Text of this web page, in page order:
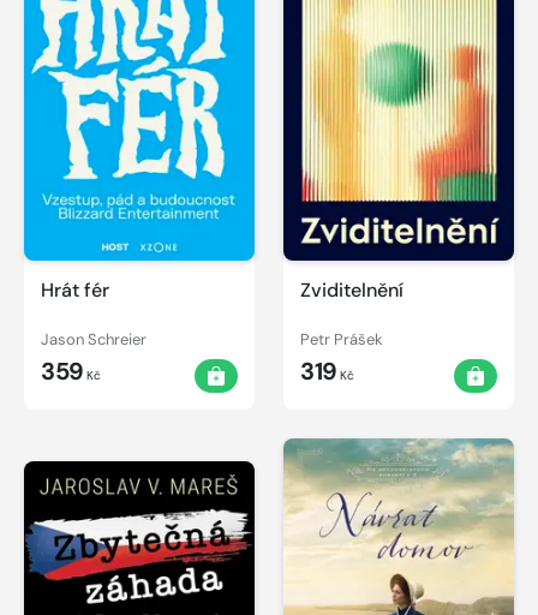
Hrát fér
Jason Schreier
359 Kč
Zviditelnění
Petr Prášek
319 Kč